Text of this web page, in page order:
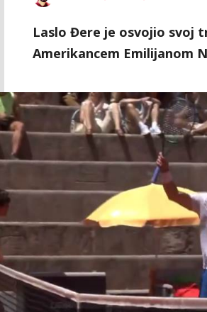
Laslo Đere je osvojio svoj
Amerikancem Emilijanom